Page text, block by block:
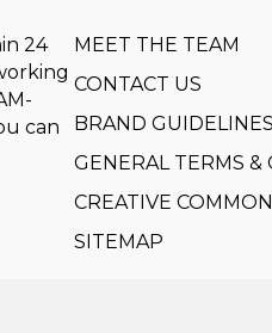
24
can
MEET THE TEAM
CONTACT US
BRAND GUIDELINES
GENERAL TERMS &
CREATIVE
SITEMAP